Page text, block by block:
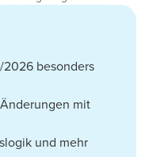
2026 besonders
mit
und mehr